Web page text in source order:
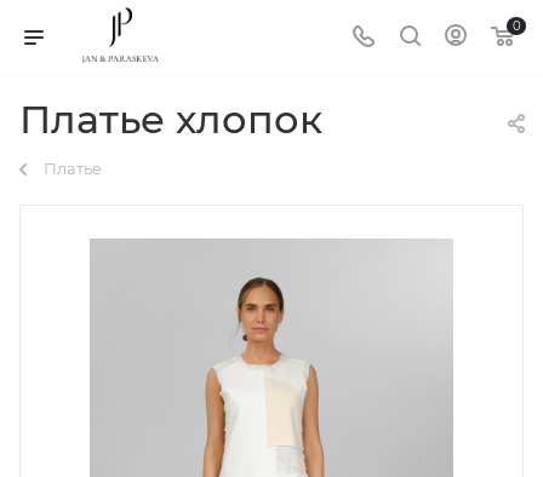
0
Платье хлопок
Платье